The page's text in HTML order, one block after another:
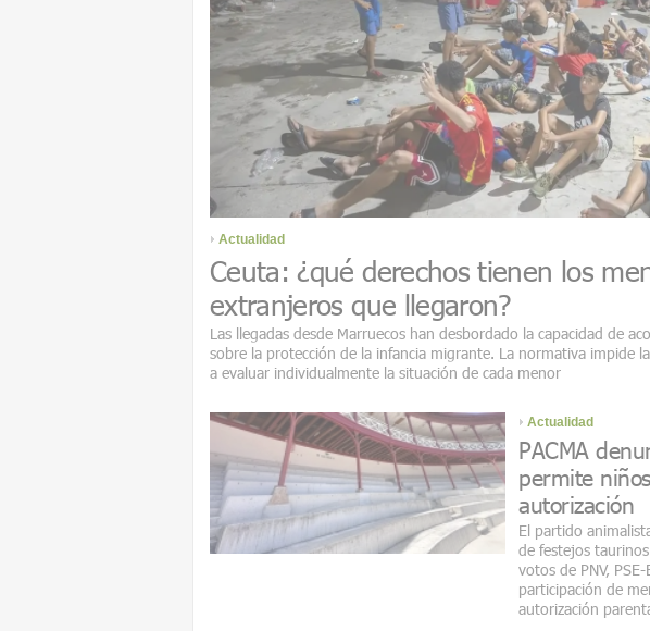
Actualidad
Ceuta: ¿qué derechos tienen los
extranjeros que llegaron?
Las llegadas desde Marruecos han desbordado la capacidad de
sobre la protección de la infancia migrante. La normativa impide
a evaluar individualmente la situación de cada menor
Actualidad
PACMA
permite
autorización
El partido
de festejos
votos de PNV,
participación de
autorización